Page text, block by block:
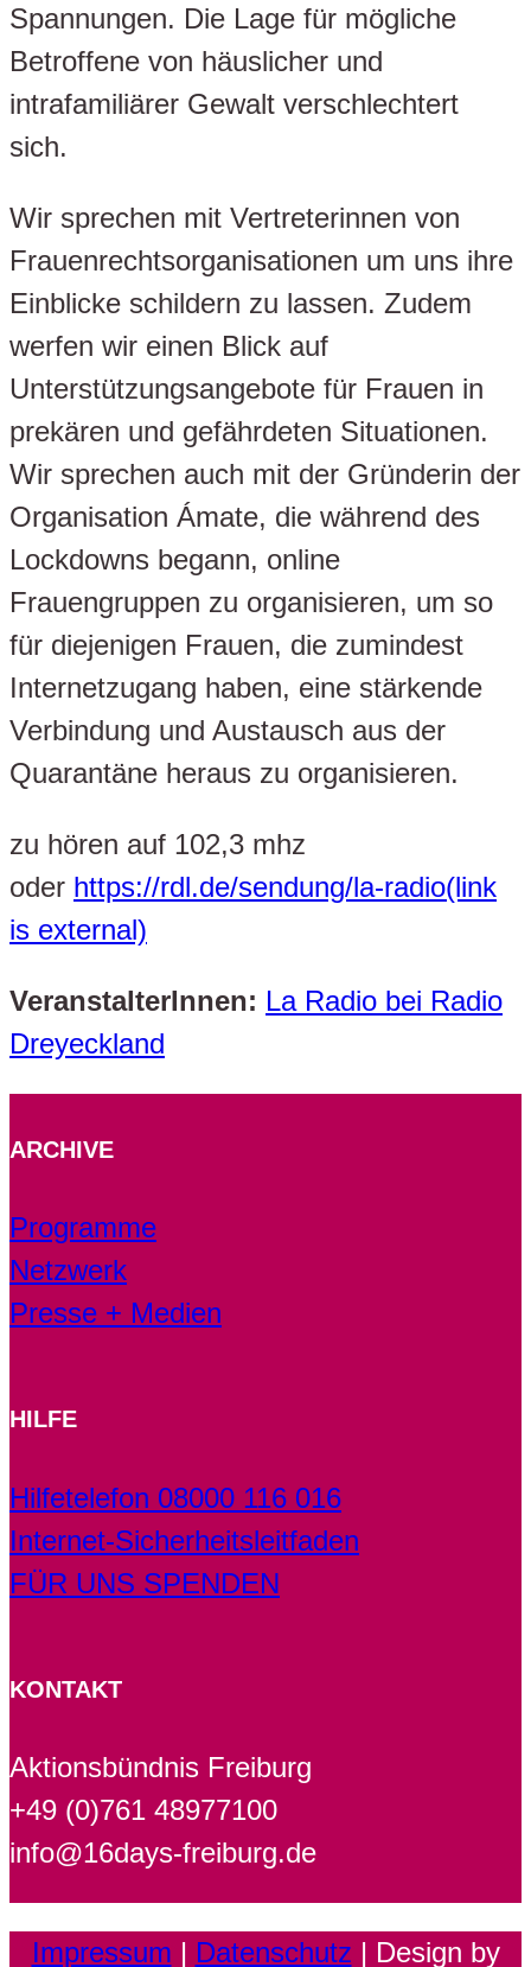
Spannungen. Die Lage für mögliche
Betroffene von häuslicher und
intrafamiliärer Gewalt verschlechtert
sich.
Wir sprechen mit Vertreterinnen von
Frauenrechtsorganisationen um uns ihre
Einblicke schildern zu lassen. Zudem
werfen wir einen Blick auf
Unterstützungsangebote für Frauen in
prekären und gefährdeten Situationen.
Wir sprechen auch mit der Gründerin der
Organisation Ámate, die während des
Lockdowns begann, online
Frauengruppen zu organisieren, um so
für diejenigen Frauen, die zumindest
Internetzugang haben, eine stärkende
Verbindung und Austausch aus der
Quarantäne heraus zu organisieren.
zu hören auf 102,3 mhz
oder https://rdl.de/sendung/la-radio(link
is external)
VeranstalterInnen: La Radio bei Radio
Dreyeckland
ARCHIVE
Programme
Netzwerk
Presse + Medien
HILFE
Hilfetelefon 08000 116 016
Internet-Sicherheitsleitfaden
FÜR UNS SPENDEN
KONTAKT
Aktionsbündnis Freiburg
+49 (0)761 48977100
info@16days-freiburg.de
Impressum | Datenschutz | Design by